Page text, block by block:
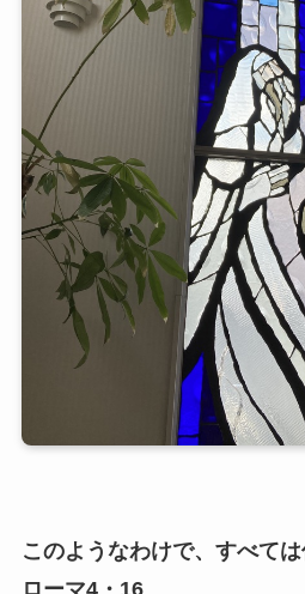
このようなわけで、すべては
ローマ4・16